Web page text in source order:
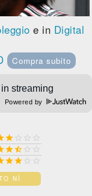
e in Digital
Compra subito
Powered by
   
  
  
NÌ